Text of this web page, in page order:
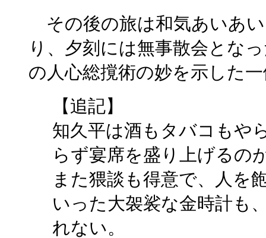
その後の旅は和気あいあ
り、夕刻には無事散会とな
の人心総撹術の妙を示した
【追記】
知久平は酒もタバコもや
らず宴席を盛り上げるの
また猥談も得意で、人
いった大袈裟な金時計も
れない。